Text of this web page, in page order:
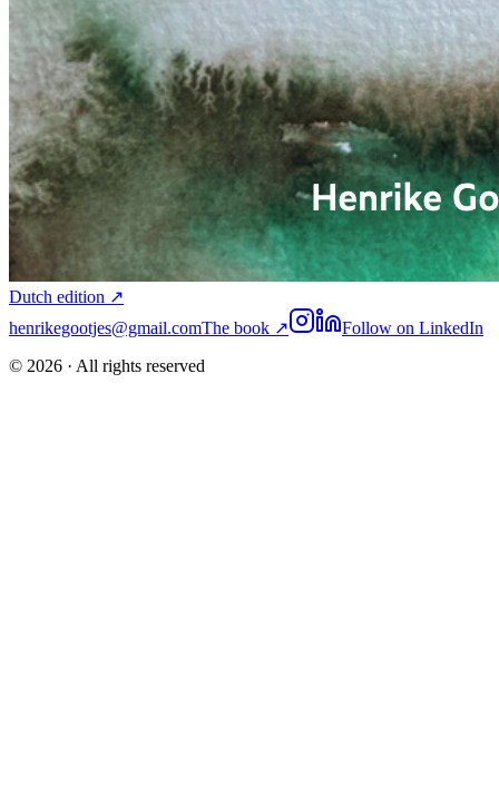
Dutch edition ↗
henrikegootjes@gmail.comThe book ↗
Follow on LinkedIn
© 2026 · All rights reserved